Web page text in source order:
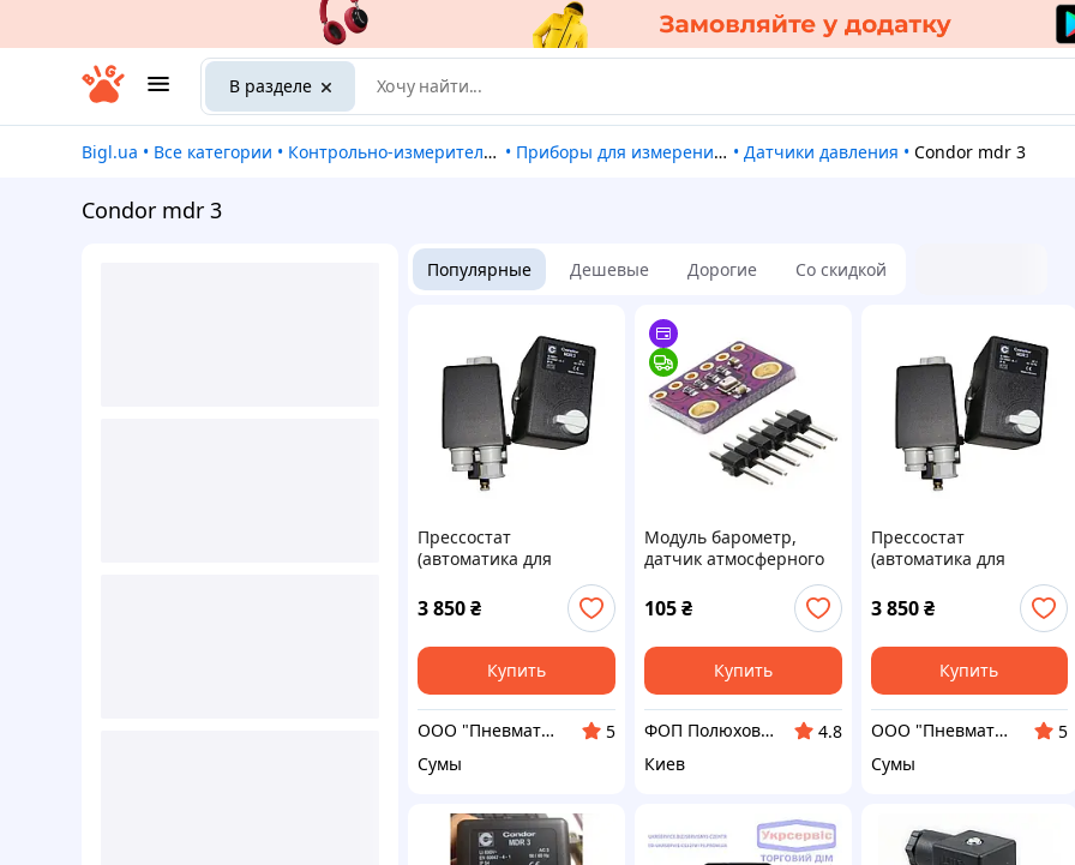
В разделе
Bigl.ua • Все категории • Контрольно-измерительные приборы • Приборы для измерения давления • Датчики давления • Condor mdr 3
Condor mdr 3
Популярные Дешевые Дорогие Со скидкой
Прессостат
(автоматика для
компрессора) Condor
MDR 3/11 16 А
3 850₴
Купить
ООО "Пневматик Трейд"
5
Сумы
Модуль барометр,
датчик атмосферного
105₴
Купить
ФОП Полюхович Л.Г.
4.8
Киев
Прессостат
(автоматика для
компрессора) Condor
MDR 3/11 20 А
3 850 ₴
Купить
ООО "Пневматик Трейд"
5
Сумы